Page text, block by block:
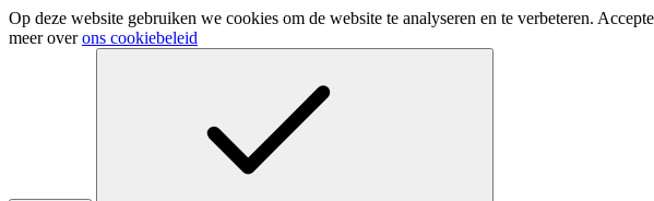
Op deze website gebruiken we cookies om de website te analyseren en te verbeteren.
meer overons cookiebeleid